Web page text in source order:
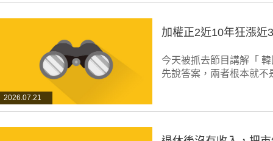
2026.07.21
加權正2近10年狂漲近
今天被抓去節目講解「
先說答案，兩者根本就